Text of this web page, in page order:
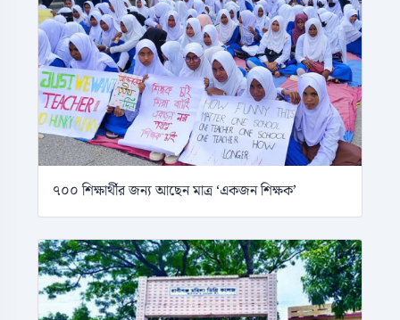
৭০০ শিক্ষার্থীর জন্য আছেন মাত্র ‘একজন শিক্ষক’